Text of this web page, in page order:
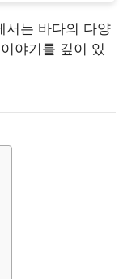
는 바다의 다양
야기를 깊이 있